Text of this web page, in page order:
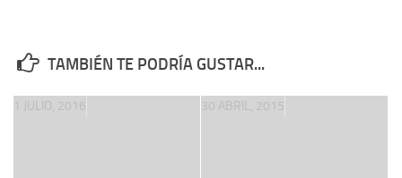
TAMBIÉN TE PODRÍA GUSTAR...
1 JULIO, 2016 30 ABRIL, 2015